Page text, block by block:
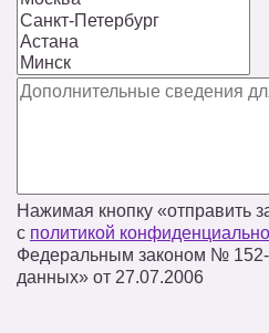
Нажимая кнопку «отправить
с политикой
Федеральным законом №
данных» от 27.07.2006